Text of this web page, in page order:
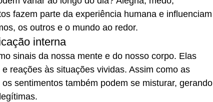
fazem parte da experiência humana e influenciam
os outros e o mundo ao redor.
interna
sinais da nossa mente e do nosso corpo. Elas
reações às situações vividas. Assim como as
sentimentos também podem se misturar, gerando